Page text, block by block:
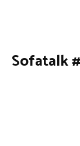
Sofatalk